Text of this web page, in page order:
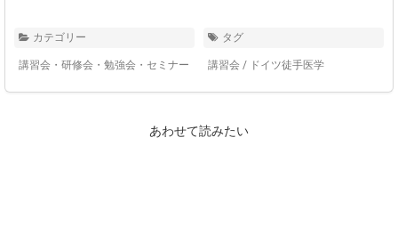
カテゴリー
講習会・研修会・勉強会・セミナー
タグ
講習会 / ドイツ徒手医学
あわせて読みたい